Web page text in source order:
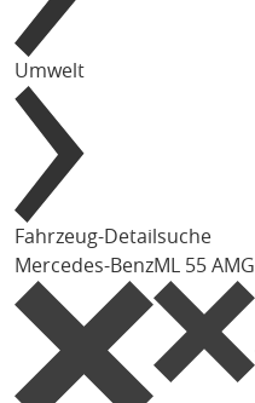
Umwelt
Fahrzeug-Detailsuche
Mercedes-BenzML 55 AMG